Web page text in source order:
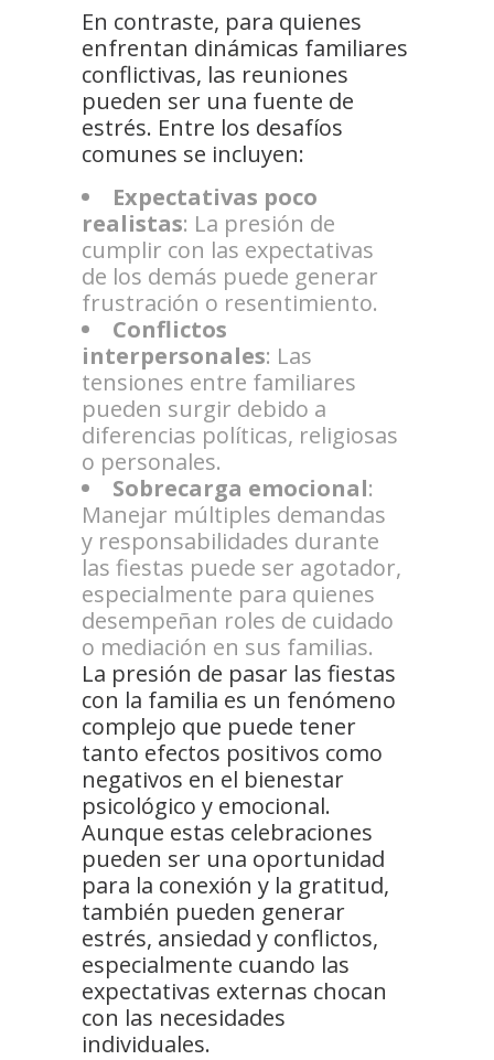
En contraste, para quienes
enfrentan dinámicas familiares
conflictivas, las reuniones
pueden ser una fuente de
estrés. Entre los desafíos
comunes se incluyen:
Expectativas poco
realistas: La presión de
cumplir con las expectativas
de los demás puede generar
frustración o resentimiento.
Conflictos
interpersonales: Las
tensiones entre familiares
pueden surgir debido a
diferencias políticas, religiosas
o personales.
Sobrecarga emocional:
Manejar múltiples demandas
y responsabilidades durante
las fiestas puede ser agotador,
especialmente para quienes
desempeñan roles de cuidado
o mediación en sus familias.
La presión de pasar las fiestas
con la familia es un fenómeno
complejo que puede tener
tanto efectos positivos como
negativos en el bienestar
psicológico y emocional.
Aunque estas celebraciones
pueden ser una oportunidad
para la conexión y la gratitud,
también pueden generar
estrés, ansiedad y conflictos,
especialmente cuando las
expectativas externas chocan
con las necesidades
individuales.